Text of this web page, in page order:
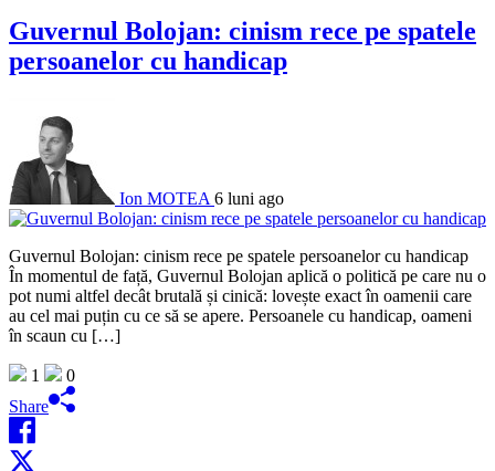
Guvernul Bolojan: cinism rece pe spatele
persoanelor cu handicap
Ion MOTEA 6 luni ago
Guvernul Bolojan: cinism rece pe spatele persoanelor cu handicap
În momentul de față, Guvernul Bolojan aplică o politică pe care nu o
pot numi altfel decât brutală și cinică: lovește exact în oamenii care
au cel mai puțin cu ce să se apere. Persoanele cu handicap, oameni
în scaun cu […]
1
0
Share